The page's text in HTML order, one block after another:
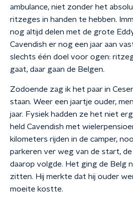
ambulance, niet zonder het
ritzeges in handen te hebben.
nog altijd delen met de grote
Cavendish er nog een jaar aan
slechts één doel voor ogen:
gaat, daar gaan de Belgen.
Zodoende zag ik het paar in
staan. Weer een jaartje ouder,
jaar. Fysiek hadden ze het niet
held Cavendish met
kilometers rijden in de camper,
parkeren ver weg van de start,
daarop volgde. Het ging de Belg
zitten. Hij merkte dat hij ouder
moeite kostte.